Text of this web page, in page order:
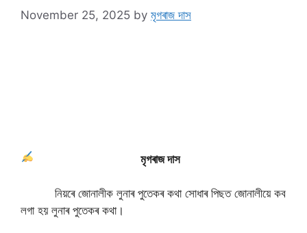
November 25, 2025 by মৃগৰাজ দাস
মৃগৰাজ দাস
নিয়ৰে জোনালীক লুনাৰ পুতেকৰ কথা সোধাৰ পিছত জোনালীয়ে কব
লগা হয় লুনাৰ পুতেকৰ কথা।